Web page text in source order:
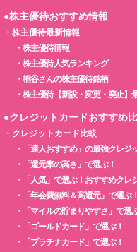
●株主優待おすすめ情報
・ 株主優待最新情報
・ 株主優待情報
・ 株主優待人気ランキング
・ 桐谷さんの株主優待銘柄
・ 株主優待【新設・変更・廃止】
●クレジットカードおすすめ
・ クレジットカード比較
・
「達人おすすめ」の最強クレジ
・
「還元率の高さ」で選ぶ！
・
「人気」で選ぶ！おすすめクレ
・
「年会費無料＆高還元」で選ぶ！
・
「マイルの貯まりやすさ」で選
・
「ゴールドカード」で選ぶ！
・
「プラチナカード」で選ぶ！